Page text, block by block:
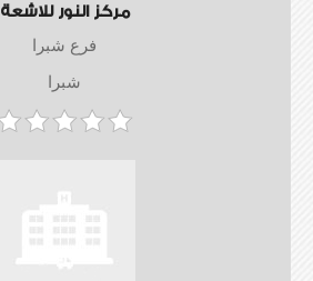
مركز النور للاشعة
فرع شبرا
شبرا